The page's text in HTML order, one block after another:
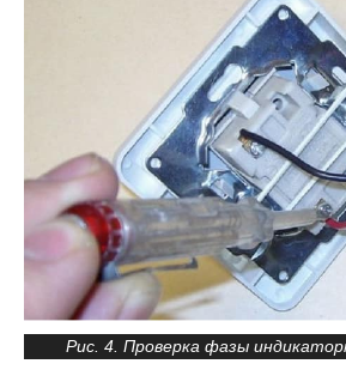
Рис. 4. Проверка фазы